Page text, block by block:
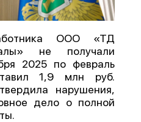
ООО «ТД
не получали
2025 по февраль
1,9 млн руб.
нарушения,
дело о полной